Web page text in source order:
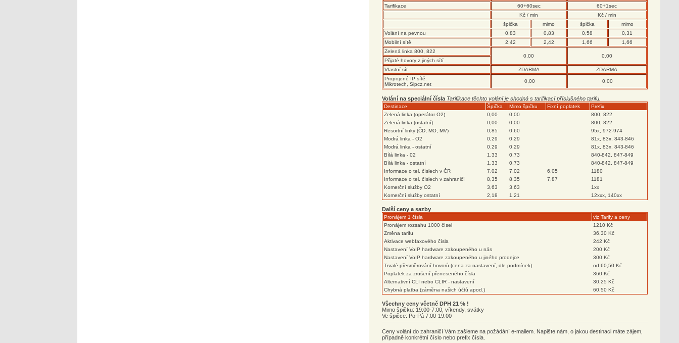
Tarifikace
60+60sec
60+1sec
Kč / min
Kč / min
špička
mimo špička
mimo
Volání na pevnou
0,83 0,83 0,58
0,31
Mobilní sítě
2,42 2,42 1,66
1,66
Zelená linka 800, 822
0.00
0.00
Přijaté hovory z jiných sítí
Vlastní síť
ZDARMA
ZDARMA
Propojené IP sítě:
Mikrotech, Sipcz.net
0,00 0,00
Volání na speciální čísla Tarifikace těchto volání je shodná s tarifikací příslušného tarifu.
Destinace Špička Mimo špičku Fixní poplatek
Prefix
Zelená linka (operátor O2)
0,00 0,00
800, 822
Zelená linka (ostatní)
0,00 0,00
800, 822
Resortní linky (ČD, MO, MV)
0,85 0,60
95x, 972-974
Modrá linka - O2
0,29 0,29
81x, 83x, 843-846
Modrá linka - ostatní
0.29 0.29
81x, 83x, 843-846
Bílá linka - 02
1,33 0,73
840-842, 847-849
Bílá linka - ostatní
1,33 0,73
840-842, 847-849
Informace o tel. číslech v ČR
7,02 7,02 6,05
1180
Informace o tel. číslech v zahraničí
8,35 8,35 7,87
1181
Komerční služby O2
3,63 3,63
1xx
Komerční služby ostatní
2,18 1,21 12xxx, 140xx
Další ceny a sazby
Pronájem 1 čísla
viz Tarify a ceny
Pronájem rozsahu 1000 čísel
1210 Kč
Změna tarifu
36,30 Kč
Aktivace webfaxového čísla
242 Kč
Nastavení VoIP hardware zakoupeného u nás
200 Kč
Nastavení VoIP hardware zakoupeného u jiného prodejce
300 Kč
Trvalé přesměrování hovorů (cena za nastavení, dle podmínek)
od 60,50 Kč
Poplatek za zrušení přeneseného čísla
360 Kč
Alternativní CLI nebo CLIR - nastavení
30,25 Kč
Chybná platba (záměna našich účtů apod.)
60,50 Kč
Všechny ceny včetně DPH 21 % !
Mimo špičku: 19:00-7:00, víkendy, svátky
Ve špičce: Po-Pá 7:00-19:00
Ceny volání do zahraničí Vám zašleme na požádání e-mailem. Napište nám, o jakou destinaci máte zájem,
případně konkrétní číslo nebo prefix čísla.